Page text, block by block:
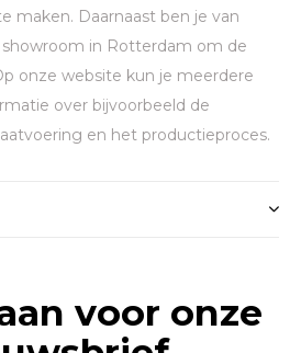
maken. Daarnaast ben je van
in Rotterdam om de
onze website kun je meerdere
over bijvoorbeeld de
en het productieproces.
voor onze